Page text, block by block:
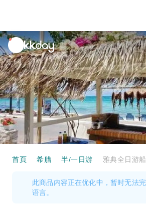
unread
notifications
首頁 希腊 半/一日游 雅典全日游
此商品内容正在优化中，暂时无法
语言。